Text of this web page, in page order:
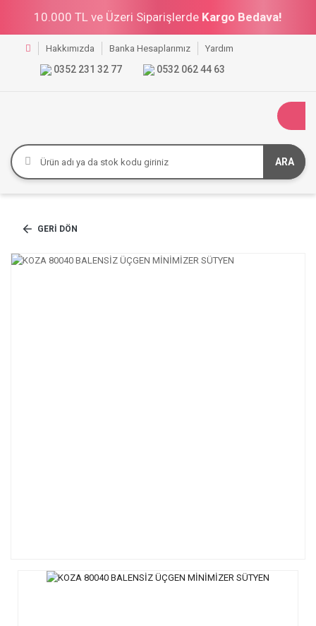
10.000 TL ve Üzeri Siparişlerde Kargo Bedava!
Hakkımızda Banka Hesaplarımız Yardım
0352 231 32 77 0532 062 44 63
ARA
GERI DÖN